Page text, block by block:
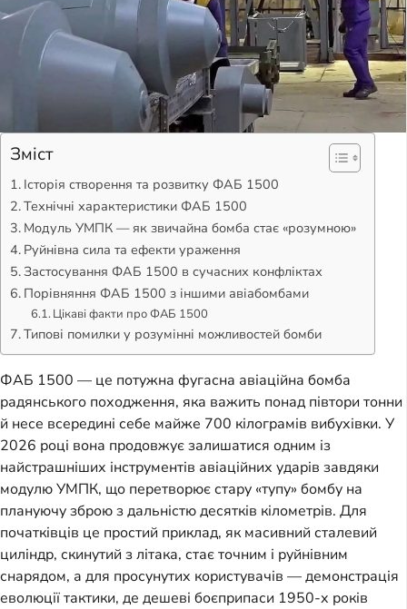
Зміст
Історія створення та розвитку ФАБ 1500
Технічні характеристики ФАБ 1500
Модуль УМПК — як звичайна бомба стає «розумною»
Руйнівна сила та ефекти ураження
Застосування ФАБ 1500 в сучасних конфліктах
Порівняння ФАБ 1500 з іншими авіабомбами
Цікаві факти про ФАБ 1500
Типові помилки у розумінні можливостей бомби
ФАБ 1500 — це потужна фугасна авіаційна бомба
радянського походження, яка важить понад півтори тонни
й несе всередині себе майже 700 кілограмів вибухівки. У
2026 році вона продовжує залишатися одним із
найстрашніших інструментів авіаційних ударів завдяки
модулю УМПК, що перетворює стару «тупу» бомбу на
плануючу зброю з дальністю десятків кілометрів. Для
початківців це простий приклад, як масивний сталевий
циліндр, скинутий з літака, стає точним і руйнівним
снарядом, а для просунутих користувачів — демонстрація
еволюції тактики, де дешеві боєприпаси 1950-х років